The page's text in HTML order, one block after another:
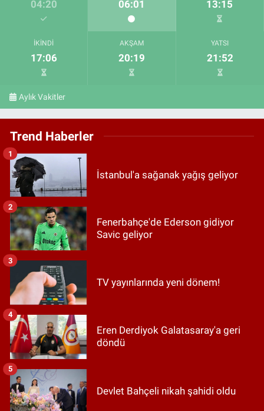
04:20 06:01 13:15
İKINDI
17:06
AKŞAM
20:19
YATSI
21:52
Aylık Vakitler
Trend Haberler
İstanbul'a sağanak yağış geliyor
1
Fenerbahçe'de Ederson gidiyor
Savic geliyor
2
TV yayınlarında yeni dönem!
3
Eren Derdiyok Galatasaray'a geri
döndü
4
Devlet Bahçeli nikah şahidi oldu
5